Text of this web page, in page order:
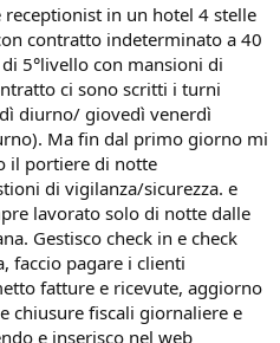
receptionist in un hotel 4 stelle
contratto indeterminato a 40
5°livello con mansioni di
ci sono scritti i turni
diurno/ giovedì venerdì
Ma fin dal primo giorno mi
il portiere di notte
di vigilanza/sicurezza. e
lavorato solo di notte dalle
Gestisco check in e check
faccio pagare i clienti
fatture e ricevute, aggiorno
chiusure fiscali giornaliere e
e inserisco nel web